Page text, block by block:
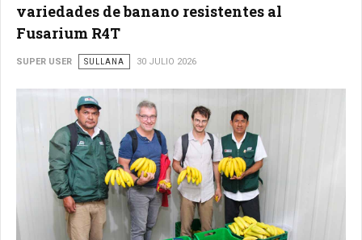
variedades de banano resistentes al
Fusarium R4T
SUPER USER SULLANA 30 JULIO 2026